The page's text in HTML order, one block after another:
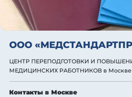
ООО
ЦЕНТР ПЕРЕПОДГОТОВКИ И
МЕДИЦИНСКИХ РАБОТНИКОВ в Москве
Контакты в Москве